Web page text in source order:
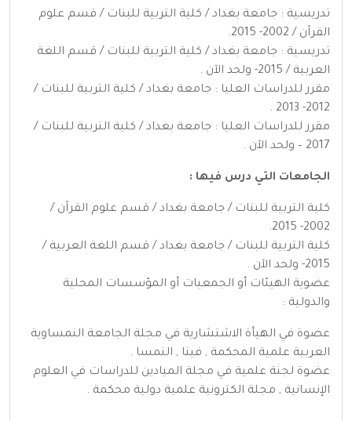
تدريسية : جامعة بغداد / كلية التربية للبنات / قسم علوم
القرآن / 2002- 2015.
تدريسية : جامعة بغداد / كلية التربية للبنات / قسم اللغة
العربية / 2015- ولحد الآن .
مقرر للدراسات العليا : جامعة بغداد / كلية التربية للبنات /
2012- 2013 .
مقرر للدراسات العليا : جامعة بغداد / كلية التربية للبنات /
2017 – ولحد الآن .
الجامعات التي درس فيها :
كلية التربية للبنات / جامعة بغداد / قسم علوم القرآن /
2002- 2015.
كلية التربية للبنات / جامعة بغداد / قسم اللغة العربية /
2015- ولحد الآن .
عضوية الهيئات أو الجمعيات أو المؤسسات المحلية
والدولية :
عضوة في الهيأة الاشتشارية في مجلة الجامعة النمساوية
العربية علمية المحكمة , فينا , النمسا .
عضوة لجنة علمية في مجلة الميادين للدراسات في العلوم
الإنسانية , مجلة الكترونية علمية دولية محكمة .